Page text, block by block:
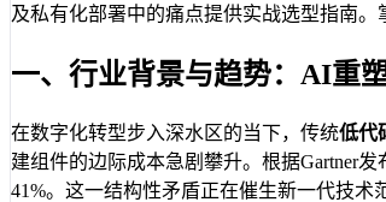
及私有化部署中的痛点提供实战选型指南。
一、行业背景与趋势：AI重
在数字化转型步入深水区的当下，传统低代
建组件的边际成本急剧攀升。根据Gartner
41%。这一结构性矛盾正在催生新一代技